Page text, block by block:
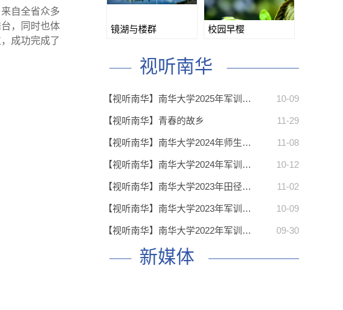
自全省众多
，同时也体
成功完成了
镜湖与楼群 校园早樱
视听南华
【视听南华】南华大学2025年军训… 10-09
【视听南华】青春的故乡 11-29
【视听南华】南华大学2024年师生… 11-08
【视听南华】南华大学2024年军训… 10-12
【视听南华】南华大学2023年田径… 11-02
【视听南华】南华大学2023年军训… 10-09
【视听南华】南华大学2022年军训… 09-30
新媒体